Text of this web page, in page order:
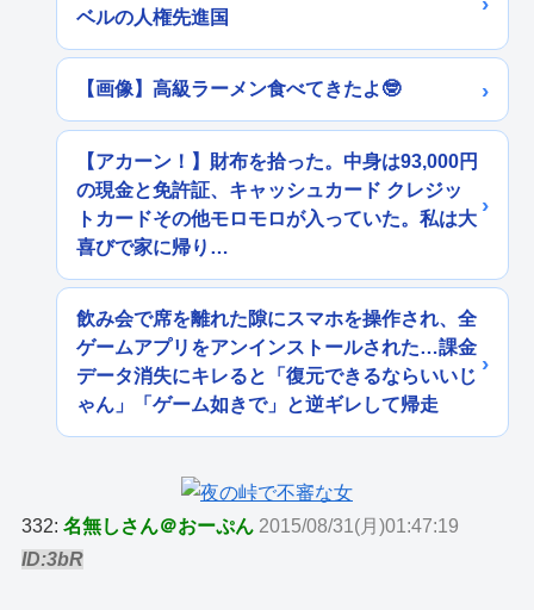
ベルの人権先進国
【画像】高級ラーメン食べてきたよ🤓
【アカーン！】財布を拾った。中身は93,000円
の現金と免許証、キャッシュカード クレジッ
トカードその他モロモロが入っていた。私は大
喜びで家に帰り…
飲み会で席を離れた隙にスマホを操作され、全
ゲームアプリをアンインストールされた…課金
データ消失にキレると「復元できるならいいじ
ゃん」「ゲーム如きで」と逆ギレして帰走
332:名無しさん＠おーぷん 2015/08/31(月)01:47:19
ID:3bR